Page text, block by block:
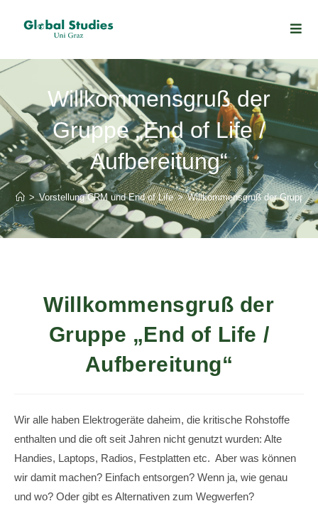
Willkommensgruß der
Gruppe „End of Life /
Aufbereitung“
> Vorstellung CRM und End of Life > Willkommensgruß der Gruppe
Willkommensgruß der
Gruppe „End of Life /
Aufbereitung“
Wir alle haben Elektrogeräte daheim, die kritische Rohstoffe
enthalten und die oft seit Jahren nicht genutzt wurden: Alte
Handies, Laptops, Radios, Festplatten etc. Aber was können
wir damit machen? Einfach entsorgen? Wenn ja, wie genau
und wo? Oder gibt es Alternativen zum Wegwerfen?